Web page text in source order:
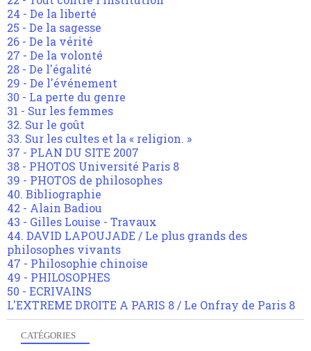
24 - De la liberté
25 - De la sagesse
26 - De la vérité
27 - De la volonté
28 - De l'égalité
29 - De l'événement
30 - La perte du genre
31 - Sur les femmes
32. Sur le goût
33. Sur les cultes et la « religion. »
37 - PLAN DU SITE 2007
38 - PHOTOS Université Paris 8
39 - PHOTOS de philosophes
40. Bibliographie
42 - Alain Badiou
43 - Gilles Louise - Travaux
44. DAVID LAPOUJADE / Le plus grands des
philosophes vivants
47 - Philosophie chinoise
49 - PHILOSOPHES
50 - ECRIVAINS
L'EXTREME DROITE A PARIS 8 / Le Onfray de Paris 8
CATÉGORIES